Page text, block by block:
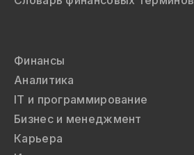
Финансы
Аналитика
IT и программирование
Бизнес и менеджмент
Карьера